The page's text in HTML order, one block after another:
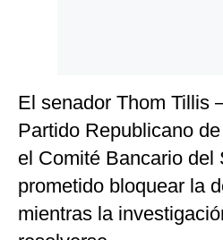
El senador Thom Tillis
Partido Republicano
el Comité Bancario
prometido bloquear la
mientras la